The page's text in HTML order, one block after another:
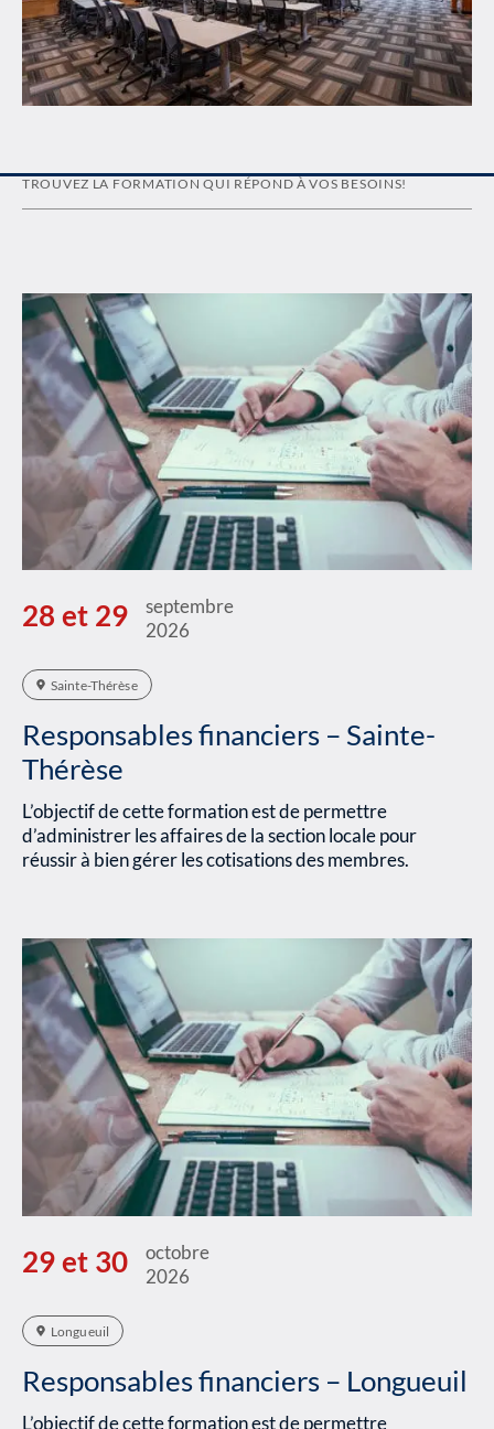
TROUVEZ LA FORMATION QUI RÉPOND À VOS BESOINS!
28 et 29
septembre
2026
Sainte-Thérèse
Responsables financiers – Sainte-
Thérèse
L’objectif de cette formation est de permettre
d’administrer les affaires de la section locale pour
réussir à bien gérer les cotisations des membres.
29 et 30
octobre
2026
Longueuil
Responsables financiers – Longueuil
L’objectif de cette formation est de permettre